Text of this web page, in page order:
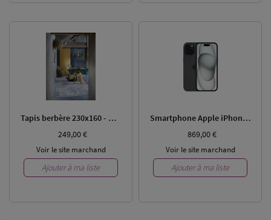
Tapis berbère 230x160 - MDM
249,00 €
Voir le site marchand
Ajouter à ma liste
Smartphone Apple iPhone 15
869,00 €
Voir le site marchand
Ajouter à ma liste